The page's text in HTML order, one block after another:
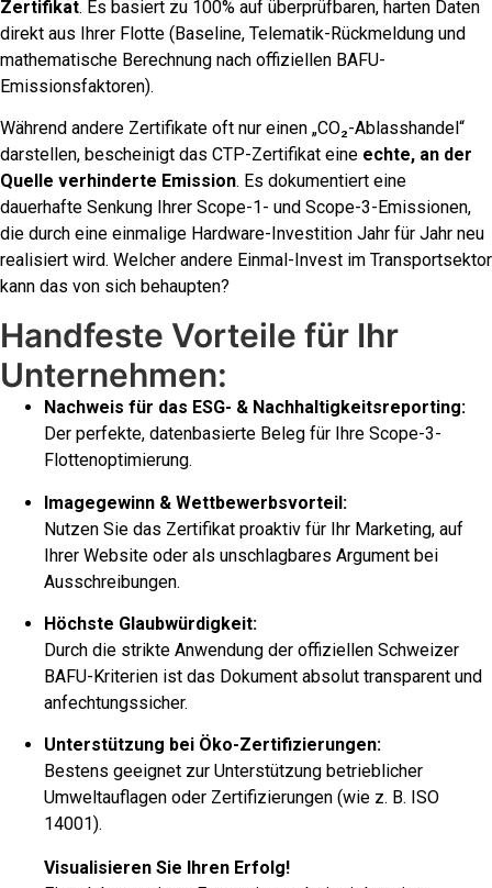
Zertifikat. Es basiert zu 100% auf überprüfbaren, harten Daten
direkt aus Ihrer Flotte (Baseline, Telematik-Rückmeldung und
mathematische Berechnung nach offiziellen BAFU-
Emissionsfaktoren).
Während andere Zertifikate oft nur einen „CO₂-Ablasshandel“
darstellen, bescheinigt das CTP-Zertifikat eine echte, an der
Quelle verhinderte Emission. Es dokumentiert eine
dauerhafte Senkung Ihrer Scope-1- und Scope-3-Emissionen,
die durch eine einmalige Hardware-Investition Jahr für Jahr neu
realisiert wird. Welcher andere Einmal-Invest im Transportsektor
kann das von sich behaupten?
Handfeste Vorteile für Ihr
Unternehmen:
Nachweis für das ESG- & Nachhaltigkeitsreporting:
Der perfekte, datenbasierte Beleg für Ihre Scope-3-
Flottenoptimierung.
Imagegewinn & Wettbewerbsvorteil:
Nutzen Sie das Zertifikat proaktiv für Ihr Marketing, auf
Ihrer Website oder als unschlagbares Argument bei
Ausschreibungen.
Höchste Glaubwürdigkeit:
Durch die strikte Anwendung der offiziellen Schweizer
BAFU-Kriterien ist das Dokument absolut transparent und
anfechtungssicher.
Unterstützung bei Öko-Zertifizierungen:
Bestens geeignet zur Unterstützung betrieblicher
Umweltauflagen oder Zertifizierungen (wie z. B. ISO
14001).
Visualisieren Sie Ihren Erfolg!